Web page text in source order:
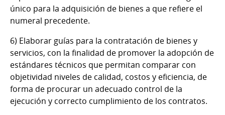
único para la adquisición de bienes a que refiere el
numeral precedente.
6) Elaborar guías para la contratación de bienes y
servicios, con la finalidad de promover la adopción de
estándares técnicos que permitan comparar con
objetividad niveles de calidad, costos y eficiencia, de
forma de procurar un adecuado control de la
ejecución y correcto cumplimiento de los contratos.